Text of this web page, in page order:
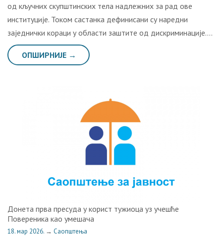
од кључних скупштинских тела надлежних за рад ове
институције. Током састанка дефинисани су наредни
заједнички кораци у области заштите од дискриминације….
ОПШИРНИЈЕ →
Донета прва пресуда у корист тужиоца уз учешће
Повереника као умешача
18. мар 2026. → Саопштења